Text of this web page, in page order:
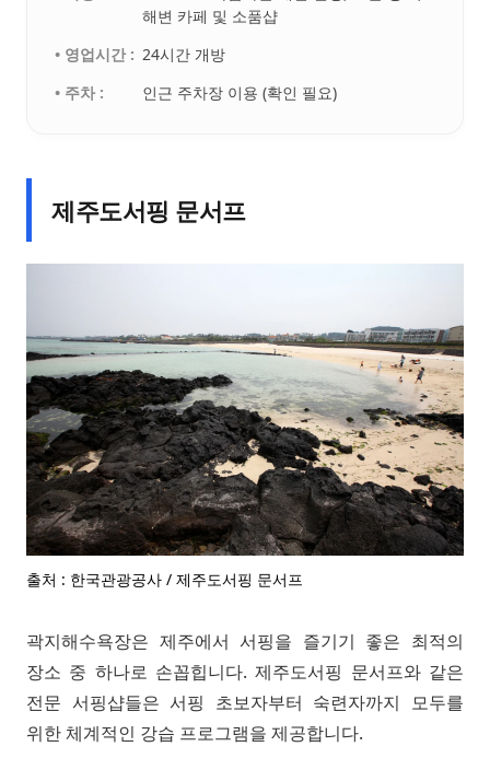
해변 카페 및 소품샵
• 영업시간 : 24시간 개방
• 주차 :
인근 주차장 이용 (확인 필요)
제주도서핑 문서프
출처 : 한국관광공사 / 제주도서핑 문서프
곽지해수욕장은 제주에서 서핑을 즐기기 좋은 최적의
장소 중 하나로 손꼽힙니다. 제주도서핑 문서프와 같은
전문 서핑샵들은 서핑 초보자부터 숙련자까지 모두를
위한 체계적인 강습 프로그램을 제공합니다.